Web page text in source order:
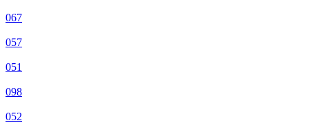
067
057
051
098
052